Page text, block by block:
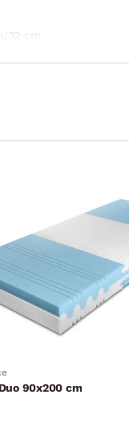
cm
samostatně jako
90x200 cm